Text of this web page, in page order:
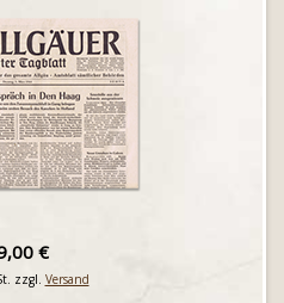
€
zzgl. Versand